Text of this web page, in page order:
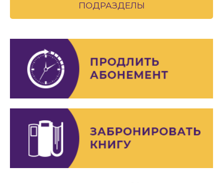
ПОДРАЗДЕЛЫ